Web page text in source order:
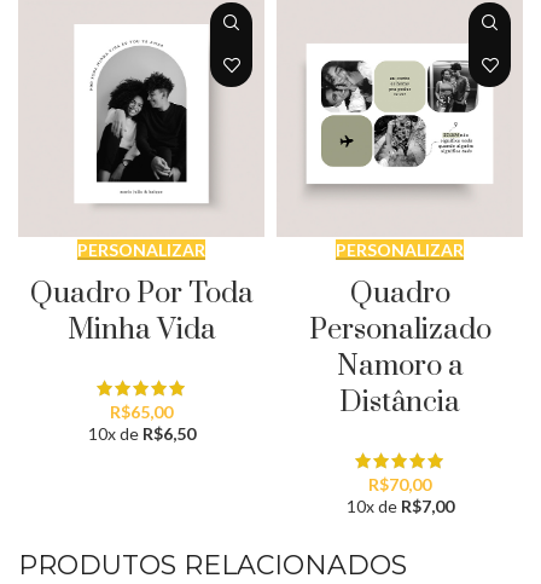
PERSONALIZAR
Quadro Por Toda
Minha Vida
R$65,00
10x de R$6,50
PERSONALIZAR
Quadro
Personalizado
Namoro a
Distância
R$70,00
10x de R$7,00
PRODUTOS RELACIONADOS